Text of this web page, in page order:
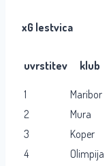
xG lestvica
uvrstitev klub
1 Maribor
2
Mura
3
Koper
4
Olimpija